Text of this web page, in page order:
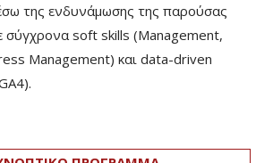
της ενδυνάμωσης της παρούσας
σύγχρονα soft skills (Management,
Management) και data-driven